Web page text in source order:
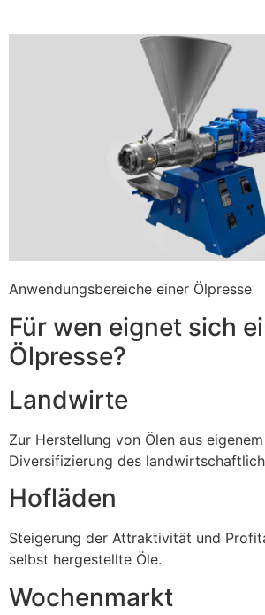
Anwendungsbereiche einer Ölpresse
Für wen eignet sich
Ölpresse?
Landwirte
Zur Herstellung von Ölen aus
Diversifizierung des
Hofläden
Steigerung der Attraktivität und
selbst hergestellte Öle.
Wochenmarkt